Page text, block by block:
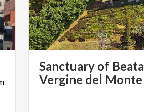
Sanctuary of Beata